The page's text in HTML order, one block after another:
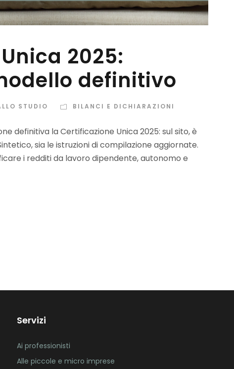
2025:
definitivo
STUDIO BILANCI E DICHIARAZIONI
definitiva la Certificazione Unica 2025: sul sito, è
sia le istruzioni di compilazione aggiornate.
i redditi da lavoro dipendente, autonomo e
Servizi
Ai professionisti
Alle piccole e micro imprese